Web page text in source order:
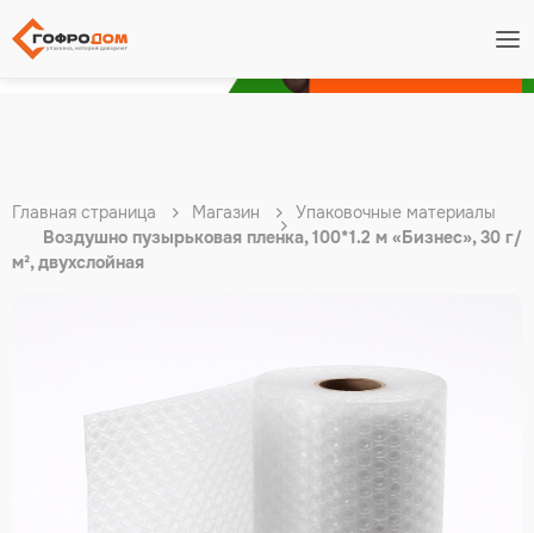
Главная страница Магазин
Упаковочные материалы
Воздушно пузырьковая пленка, 100*1.2 м «Бизнес», 30 г/
м², двухслойная